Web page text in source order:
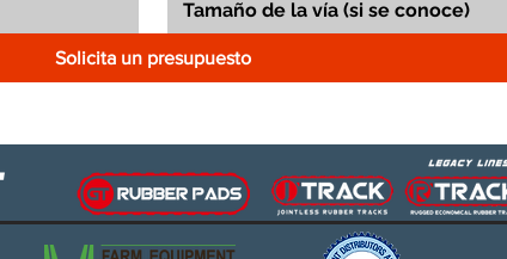
Solicita un presupuesto